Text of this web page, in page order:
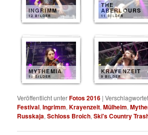
INGRIMM
12 BILDER
THE
ABERLOURS
11 BILDER
MYTHEMIA
10 BILDER
KRAYENZEIT
9 BILDER
Veröffentlicht unterFotos 2016 |
Festival,Ingrimm,Krayenzeit,Mülheim,
Russkaja,Schloss Broich,Ski's Country